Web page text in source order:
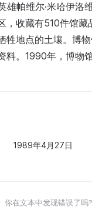
帕维尔·米哈伊洛
，收藏有510件馆
牲地点的土壤。博
料。1990年，博物
1989年4月27日
你在文本中发现错误了吗